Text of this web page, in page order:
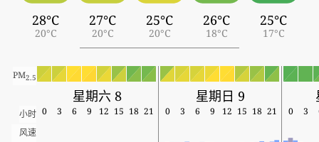
28°C
20°C
27°C
20°C
25°C
20°C
26°C
18°C
25°C
17°C
PM2.5
星期六 8 星期日 9
小时 0 3 6 9 12 15 18 21 0 3 6 9 12 15 18 21 0 3
风速